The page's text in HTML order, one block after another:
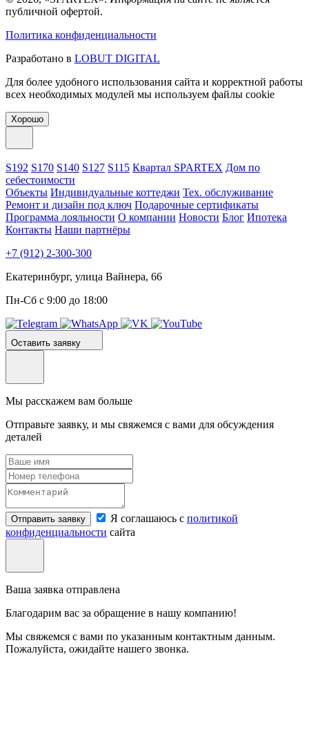
публичной офертой.
Политика конфиденциальности
Разработано в LOBUT DIGITAL
Для более удобного использования сайта и корректной работы
всех необходимых модулей мы используем файлы cookie
Хорошо
S192 S170 S140 S127 S115 Квартал SPARTEX Дом по
себестоимости
Объекты Индивидуальные коттеджи Тех. обслуживание
Ремонт и дизайн под ключ Подарочные сертификаты
Программа лояльности О компании Новости Блог Ипотека
Контакты Наши партнёры
+7 (912) 2-300-300
Екатеринбург, улица Вайнера, 66
Пн-Сб с 9:00 до 18:00
Оставить заявку
Мы расскажем вам больше
Отправьте заявку, и мы свяжемся с вами для обсуждения
деталей
Отправить заявку Я соглашаюсь с политикой
конфиденциальности сайта
Ваша заявка отправлена
Благодарим вас за обращение в нашу компанию!
Мы свяжемся с вами по указанным контактным данным.
Пожалуйста, ожидайте нашего звонка.